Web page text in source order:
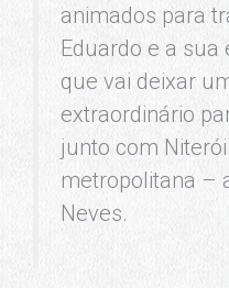
animados para
Eduardo e a sua
que vai deixar
extraordinário
junto com
metropolitana –
Neves.